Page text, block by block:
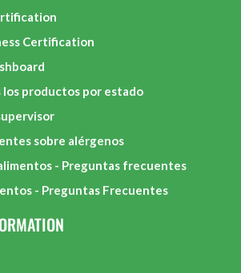
Certification
productos por estado
sobre alérgenos
- Preguntas frecuentes
- Preguntas Frecuentes